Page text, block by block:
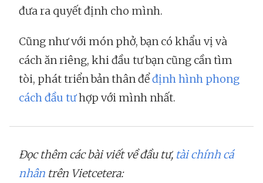
đưa ra quyết định cho mình.
Cũng như với món phở, bạn có khẩu vị và
cách ăn riêng, khi đầu tư bạn cũng cần tìm
tòi, phát triển bản thân đểđịnh hình phong
cách đầu tưhợp với mình nhất.
Đọc thêm các bài viết về đầu tư, tài chính cá
nhân trên Vietcetera: